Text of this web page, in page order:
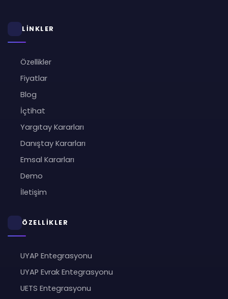
LİNKLER
Özellikler
Fiyatlar
Blog
İçtihat
Yargıtay Kararları
Danıştay Kararları
Emsal Kararları
Demo
İletişim
ÖZELLİKLER
UYAP Entegrasyonu
UYAP Evrak Entegrasyonu
UETS Entegrasyonu